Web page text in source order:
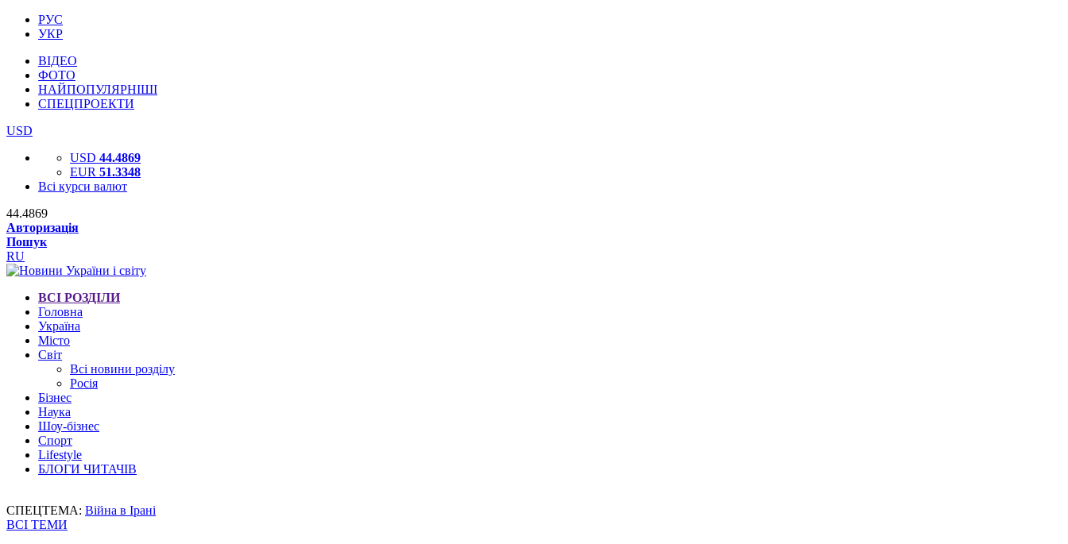
РУС
УКР
ВІДЕО
ФОТО
НАЙПОПУЛЯРНІШІ
СПЕЦПРОЕКТИ
USD
USD 44.4869
EUR 51.3348
Всі курси валют
44.4869
Авторизація
Пошук
RU
ВСІ РОЗДІЛИ
Головна
Україна
Місто
Світ
Всі новини розділу
Росія
Бізнес
Наука
Шоу-бізнес
Спорт
Lifestyle
БЛОГИ ЧИТАЧІВ
СПЕЦТЕМА: Війна в Ірані
ВСІ ТЕМИ